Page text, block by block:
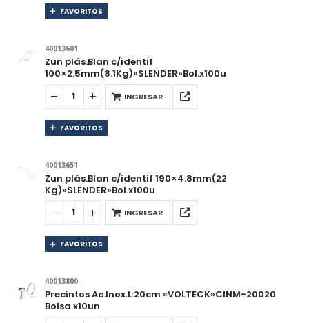
FAVORITOS
40013601
Zun plás.Blan c/identif
100×2.5mm(8.1Kg)»SLENDER»Bol.x100u
INGRESAR
FAVORITOS
40013651
Zun plás.Blan c/identif 190×4.8mm(22
Kg)»SLENDER»Bol.x100u
INGRESAR
FAVORITOS
40013800
Precintos Ac.Inox.L:20cm «VOLTECK»CINM-20020
Bolsa x10un